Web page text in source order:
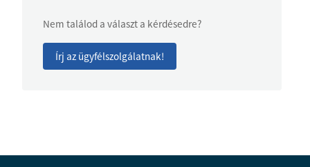
Nem találod a választ a kérdésedre?
Írj az ügyfélszolgálatnak!